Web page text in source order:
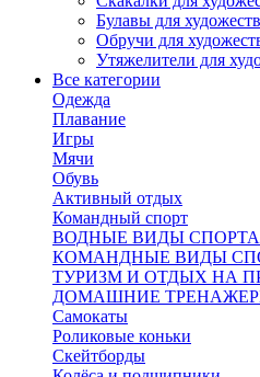
Булавы для
Обручи для
Утяжелители для
Все категории
Одежда
Плавание
Игры
Мячи
Обувь
Активный отдых
Командный спорт
ВОДНЫЕ ВИДЫ СПОРТА
КОМАНДНЫЕ ВИДЫ
ТУРИЗМ И ОТДЫХ НА
ДОМАШНИЕ
Самокаты
Роликовые коньки
Скейтборды